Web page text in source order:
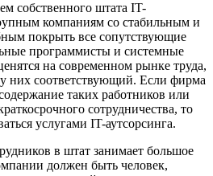
собственного штата IT-
компаниям со стабильным и
покрыть все сопутствующие
программисты и системные
на современном рынке труда,
них соответствующий. Если фирма
таких работников или
сотрудничества, то
услугами IT-аутсорсинга.
в штат занимает большое
должен быть человек,